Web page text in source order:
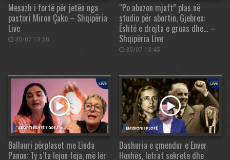
Mesazh i fortë për jetën nga
pastori Miron Çako – Shqipëria
Live
30/07 13:50
“Po abuzon mjaft” plas në
studio për abortin, Gjebrea:
Është e drejta e gruas dhe… –
Shqipëria Live
30/07 13:45
Ballauri përplaset me Linda
Panon: Ty s’ta lejon feja, më lër
Dashuria e çmendur e Enver
Hoxhës, letrat sekrete dhe